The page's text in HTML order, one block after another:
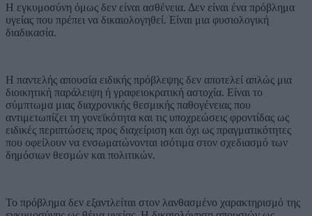
Η εγκυμοσύνη όμως δεν είναι ασθένεια. Δεν είναι ένα πρόβλημα
υγείας που πρέπει να δικαιολογηθεί. Είναι μια φυσιολογική
διαδικασία.
Η παντελής απουσία ειδικής πρόβλεψης δεν αποτελεί απλώς μια
διοικητική παράλειψη ή γραφειοκρατική αστοχία. Είναι το
σύμπτωμα μιας διαχρονικής θεσμικής παθογένειας που
αντιμετωπίζει τη γονεϊκότητα και τις υποχρεώσεις φροντίδας ως
ειδικές περιπτώσεις προς διαχείριση και όχι ως πραγματικότητες
που οφείλουν να ενσωματώνονται ισότιμα στον σχεδιασμό των
δημόσιων θεσμών και πολιτικών.
Το πρόβλημα δεν εξαντλείται στον λανθασμένο χαρακτηρισμό της